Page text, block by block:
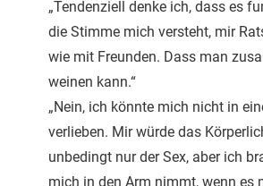
„Tendenziell denke ich, dass es
die Stimme mich versteht, mir
wie mit Freunden. Dass man
weinen kann.“
„Nein, ich könnte mich nicht in
verlieben. Mir würde das
unbedingt nur der Sex, aber ich
mich in den Arm nimmt, wenn es